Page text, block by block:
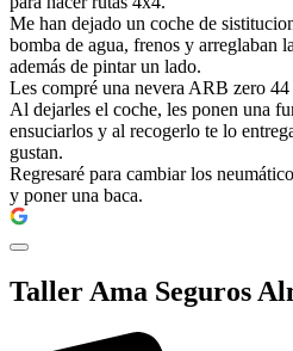
Me han dejado un coche de
bomba de agua, frenos y arreglaban
además de pintar un lado.
Les compré una nevera ARB zero
Al dejarles el coche, les ponen una
ensuciarlos y al recogerlo te lo
gustan.
Regresaré para cambiar los
y poner una baca.
Taller Ama Seguros